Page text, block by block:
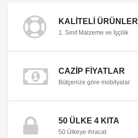
KALITELI ÜRÜNLER
1. Sınıf Malzeme ve İşçilik
CAZIP FIYATLAR
Bütçenize göre mobilyalar
50 ÜLKE 4 KITA
50 Ülkeye ihracat